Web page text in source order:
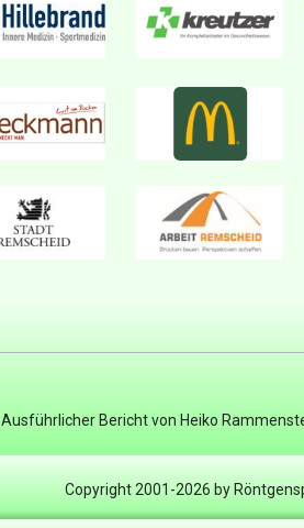
Ausführlicher Bericht von Heiko
Copyright 2001-2026 by